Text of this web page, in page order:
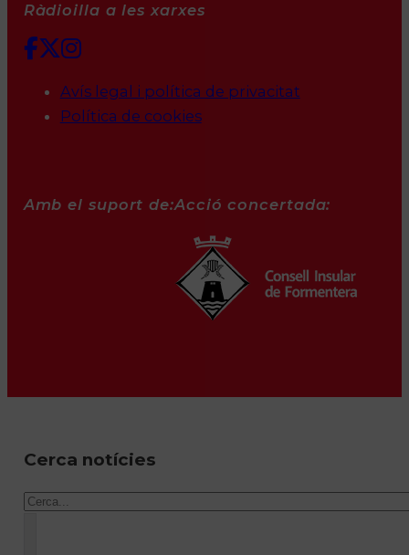
Ràdioilla a les xarxes
Avís legal i política de privacitat
Política de cookies
Amb el suport de:Acció concertada:
Cerca notícies
Cercar